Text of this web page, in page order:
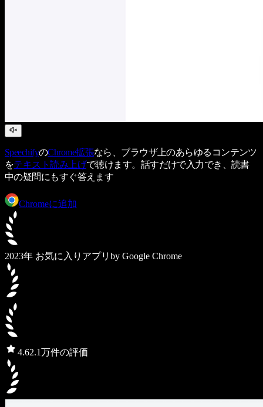
SpeechifyのChrome拡張なら、ブラウザ上のあらゆるコンテンツ
をテキスト読み上げで聴けます。話すだけで入力でき、読書
中の疑問にもすぐ答えます
Chromeに追加
2023年 お気に入りアプリ by Google Chrome
4.62.1万件の評価